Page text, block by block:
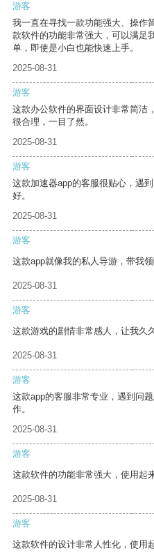
游客
我一直在寻找一款功能强大、操作
款软件的功能非常强大，可以满足
单，即使是小白也能快速上手。
2025-08-31
游客
这款办公软件的界面设计非常简洁
很合理，一目了然。
2025-08-31
游客
这款加速器app的客服很贴心，遇
好。
2025-08-31
游客
这款app就像我的私人导游，带我领
2025-08-31
游客
这款游戏的剧情非常感人，让我久
2025-08-31
游客
这款app的客服非常专业，遇到问
作。
2025-08-31
游客
这款软件的功能非常强大，使用起
2025-08-31
游客
这款软件的设计非常人性化，使用